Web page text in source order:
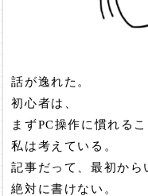
話が逸れた。
初心者は、
まずPC操作に慣れる
私は考えている。
記事だって、最初から
絶対に書けない。